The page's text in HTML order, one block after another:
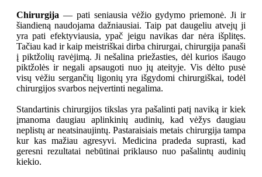
Chirurgija — pati seniausia vėžio gydymo priemonė. Ji ir
šiandieną naudojama dažniausiai. Taip pat daugeliu atvejų ji
yra pati efektyviausia, ypač jeigu navikas dar nėra išplitęs.
Tačiau kad ir kaip meistriškai dirba chirurgai, chirurgija panaši
į piktžolių ravėjimą. Ji nešalina priežasties, dėl kurios išaugo
piktžolės ir negali apsaugoti nuo jų ateityje. Vis dėlto pusė
visų vėžiu sergančių ligonių yra išgydomi chirurgiškai, todėl
chirurgijos svarbos neįvertinti negalima.
Standartinis chirurgijos tikslas yra pašalinti patį naviką ir kiek
įmanoma daugiau aplinkinių audinių, kad vėžys daugiau
neplistų ar neatsinaujintų. Pastaraisiais metais chirurgija tampa
kur kas mažiau agresyvi. Medicina pradeda suprasti, kad
geresni rezultatai nebūtinai priklauso nuo pašalintų audinių
kiekio.